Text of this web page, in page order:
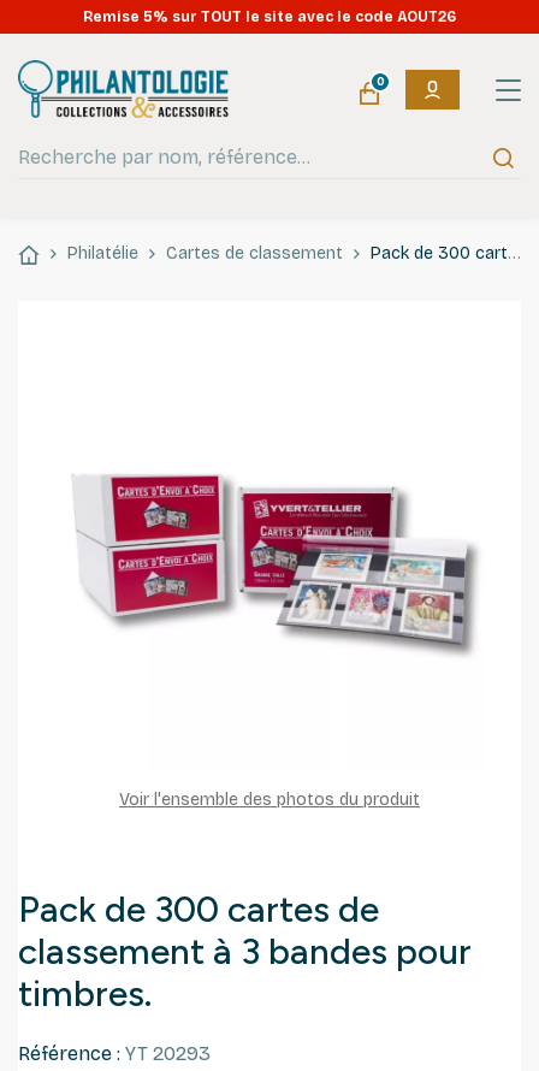
Remise 5% sur TOUT le site avec le code AOUT26
0
Philatélie Cartes de classement Pack de 300 cartes de classement à 3 bandes pour timbres.
Voir l'ensemble des photos du produit
Pack de 300 cartes de
classement à 3 bandes pour
timbres.
Référence : YT 20293